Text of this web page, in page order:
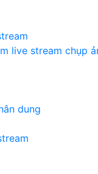
live stream chụp
dung